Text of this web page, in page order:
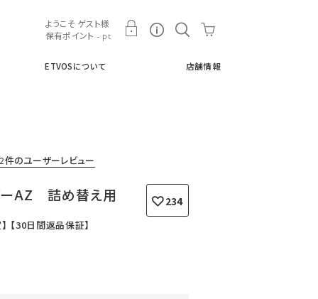
ETVOSについて 店舗情報
ようこそ ゲスト様
保有ポイント - pt
件のユーザーレビュー
ーAZ 詰め替え用 234
【30日間返品保証】